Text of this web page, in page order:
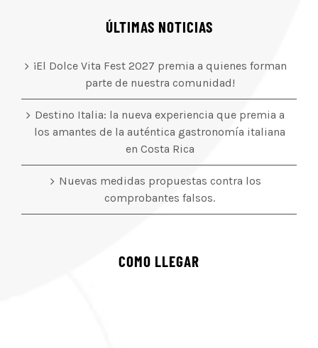
ÚLTIMAS NOTICIAS
¡El Dolce Vita Fest 2027 premia a quienes forman
parte de nuestra comunidad!
Destino Italia: la nueva experiencia que premia a
los amantes de la auténtica gastronomía italiana
en Costa Rica
Nuevas medidas propuestas contra los
comprobantes falsos.
COMO LLEGAR